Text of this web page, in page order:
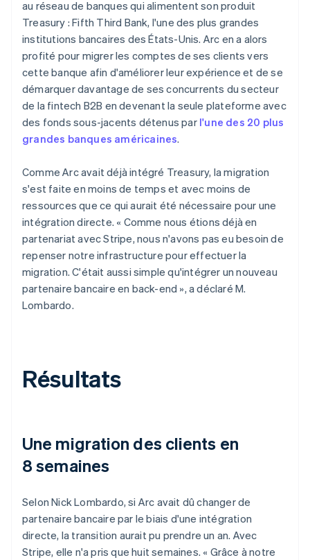
au réseau de banques qui alimentent son produit
Treasury : Fifth Third Bank, l'une des plus grandes
institutions bancaires des États-Unis. Arc en a alors
profité pour migrer les comptes de ses clients vers
cette banque afin d'améliorer leur expérience et de se
démarquer davantage de ses concurrents du secteur
de la fintech B2B en devenant la seule plateforme avec
des fonds sous-jacents détenus par l'une des 20 plus
grandes banques américaines.
Comme Arc avait déjà intégré Treasury, la migration
s'est faite en moins de temps et avec moins de
ressources que ce qui aurait été nécessaire pour une
intégration directe. « Comme nous étions déjà en
partenariat avec Stripe, nous n'avons pas eu besoin de
repenser notre infrastructure pour effectuer la
migration. C'était aussi simple qu'intégrer un nouveau
partenaire bancaire en back-end », a déclaré M.
Lombardo.
Résultats
Une migration des clients en
8 semaines
Selon Nick Lombardo, si Arc avait dû changer de
partenaire bancaire par le biais d'une intégration
directe, la transition aurait pu prendre un an. Avec
Stripe, elle n'a pris que huit semaines. « Grâce à notre